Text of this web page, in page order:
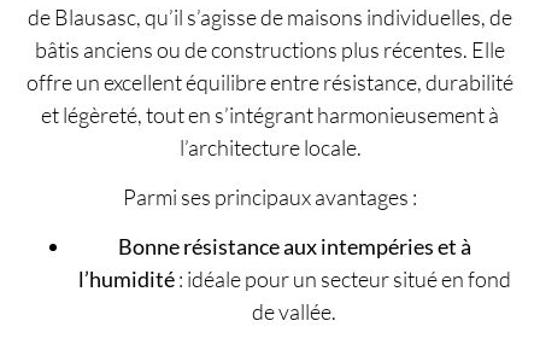
de Blausasc, qu’il s’agisse de maisons individuelles, de
bâtis anciens ou de constructions plus récentes. Elle
offre un excellent équilibre entre résistance, durabilité
et légèreté, tout en s’intégrant harmonieusement à
l’architecture locale.
Parmi ses principaux avantages :
Bonne résistance aux intempéries et à
l’humidité: idéale pour un secteur situé en fond
de vallée.